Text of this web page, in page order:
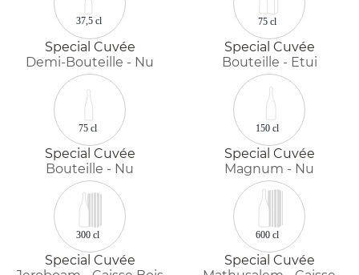
37,5 cl
Special Cuvée
Demi-Bouteille - Nu
75 cl
Special Cuvée
Bouteille - Etui
75 cl
Special Cuvée
Bouteille - Nu
150 cl
Special Cuvée
Magnum - Nu
300 cl
Special Cuvée
600 cl
Special Cuvée